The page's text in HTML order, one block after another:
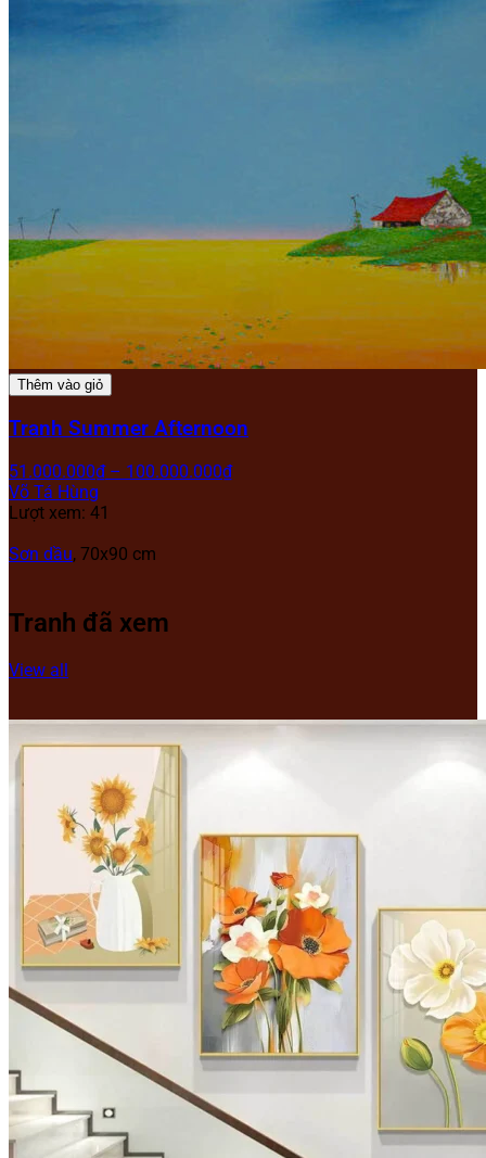
Thêm vào giỏ
Tranh Summer Afternoon
51.000.000₫ – 100.000.000₫
Võ Tá Hùng
Lượt xem: 41
Sơn dầu, 70x90 cm
Tranh đã xem
View all